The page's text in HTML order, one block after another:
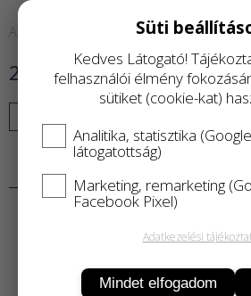
Azonnal raktárról
2 000 Ft
Süti
Kedves Látogató!
felhasználói élmény
sütiket (cookie-kat)
Analitika, statisztika
látogatottság)
Marketing, remarketing
Facebook Pixel)
Adatkezelési
Mindet elfogadom